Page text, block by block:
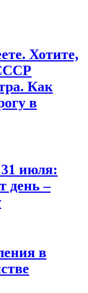
Хотите,
Как
в
июля:
день –
в